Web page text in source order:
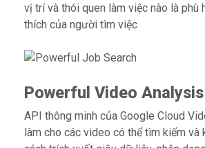
vị trí và thói quen làm việc nào là phù
thích của người tìm việc
Powerful Video Analysis
API thông minh của Google Cloud
làm cho các video có thể tìm kiếm và